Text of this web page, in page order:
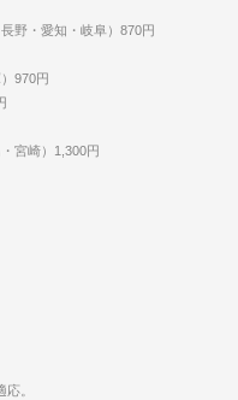
野・愛知・岐阜）870円
970円
宮崎）1,300円
応。